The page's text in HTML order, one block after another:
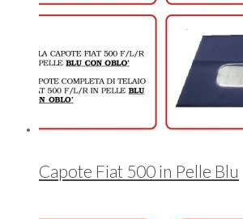
Capote Fiat 500 in Pelle Blu